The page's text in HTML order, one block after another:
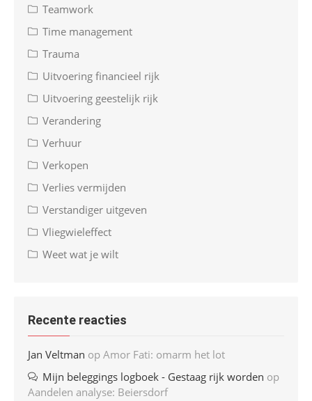
Teamwork
Time management
Trauma
Uitvoering financieel rijk
Uitvoering geestelijk rijk
Verandering
Verhuur
Verkopen
Verlies vermijden
Verstandiger uitgeven
Vliegwieleffect
Weet wat je wilt
Recente reacties
Jan Veltman op Amor Fati: omarm het lot
Mijn beleggings logboek - Gestaag rijk worden op
Aandelen analyse: Beiersdorf